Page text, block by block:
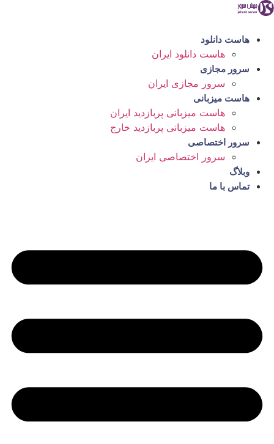
پرش
محتوا
هاست دانلود
هاست دانلود ایران
سرور مجازی
سرور مجازی ایران
هاست میزبانی
هاست میزبانی پربازدید ایران
هاست میزبانی پربازدید خارج
سرور اختصاصی
سرور اختصاصی ایران
وبلاگ
تماس با ما